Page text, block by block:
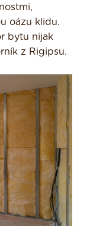
oázu klidu.
bytu nijak
z Rigipsu.